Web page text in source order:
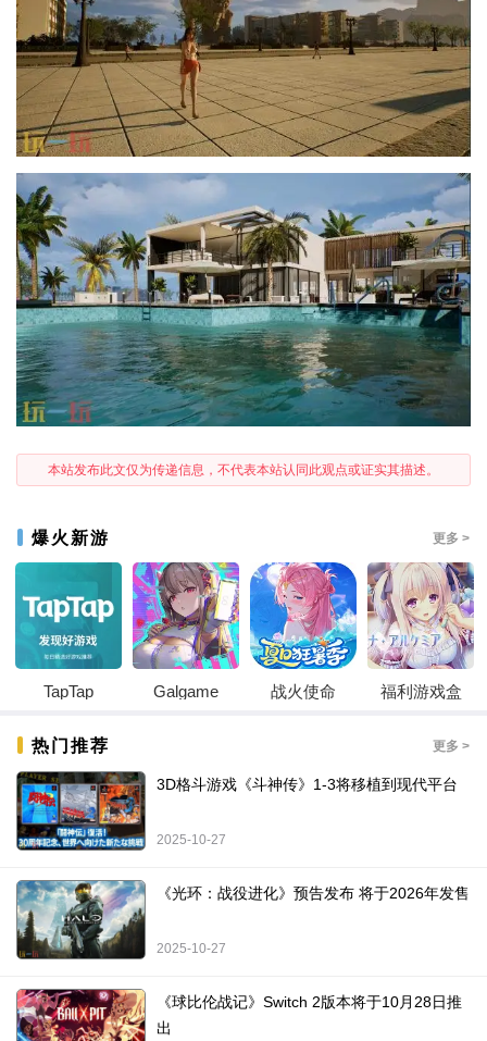
本站发布此文仅为传递信息，不代表本站认同此观点或证实其描述。
爆火新游 更多 >
TapTap Galgame 战火使命 福利游戏盒
热门推荐 更多 >
3D格斗游戏《斗神传》1-3将移植到现代平台
2025-10-27
《光环：战役进化》预告发布 将于2026年发售
2025-10-27
《球比伦战记》Switch 2版本将于10月28日推
出